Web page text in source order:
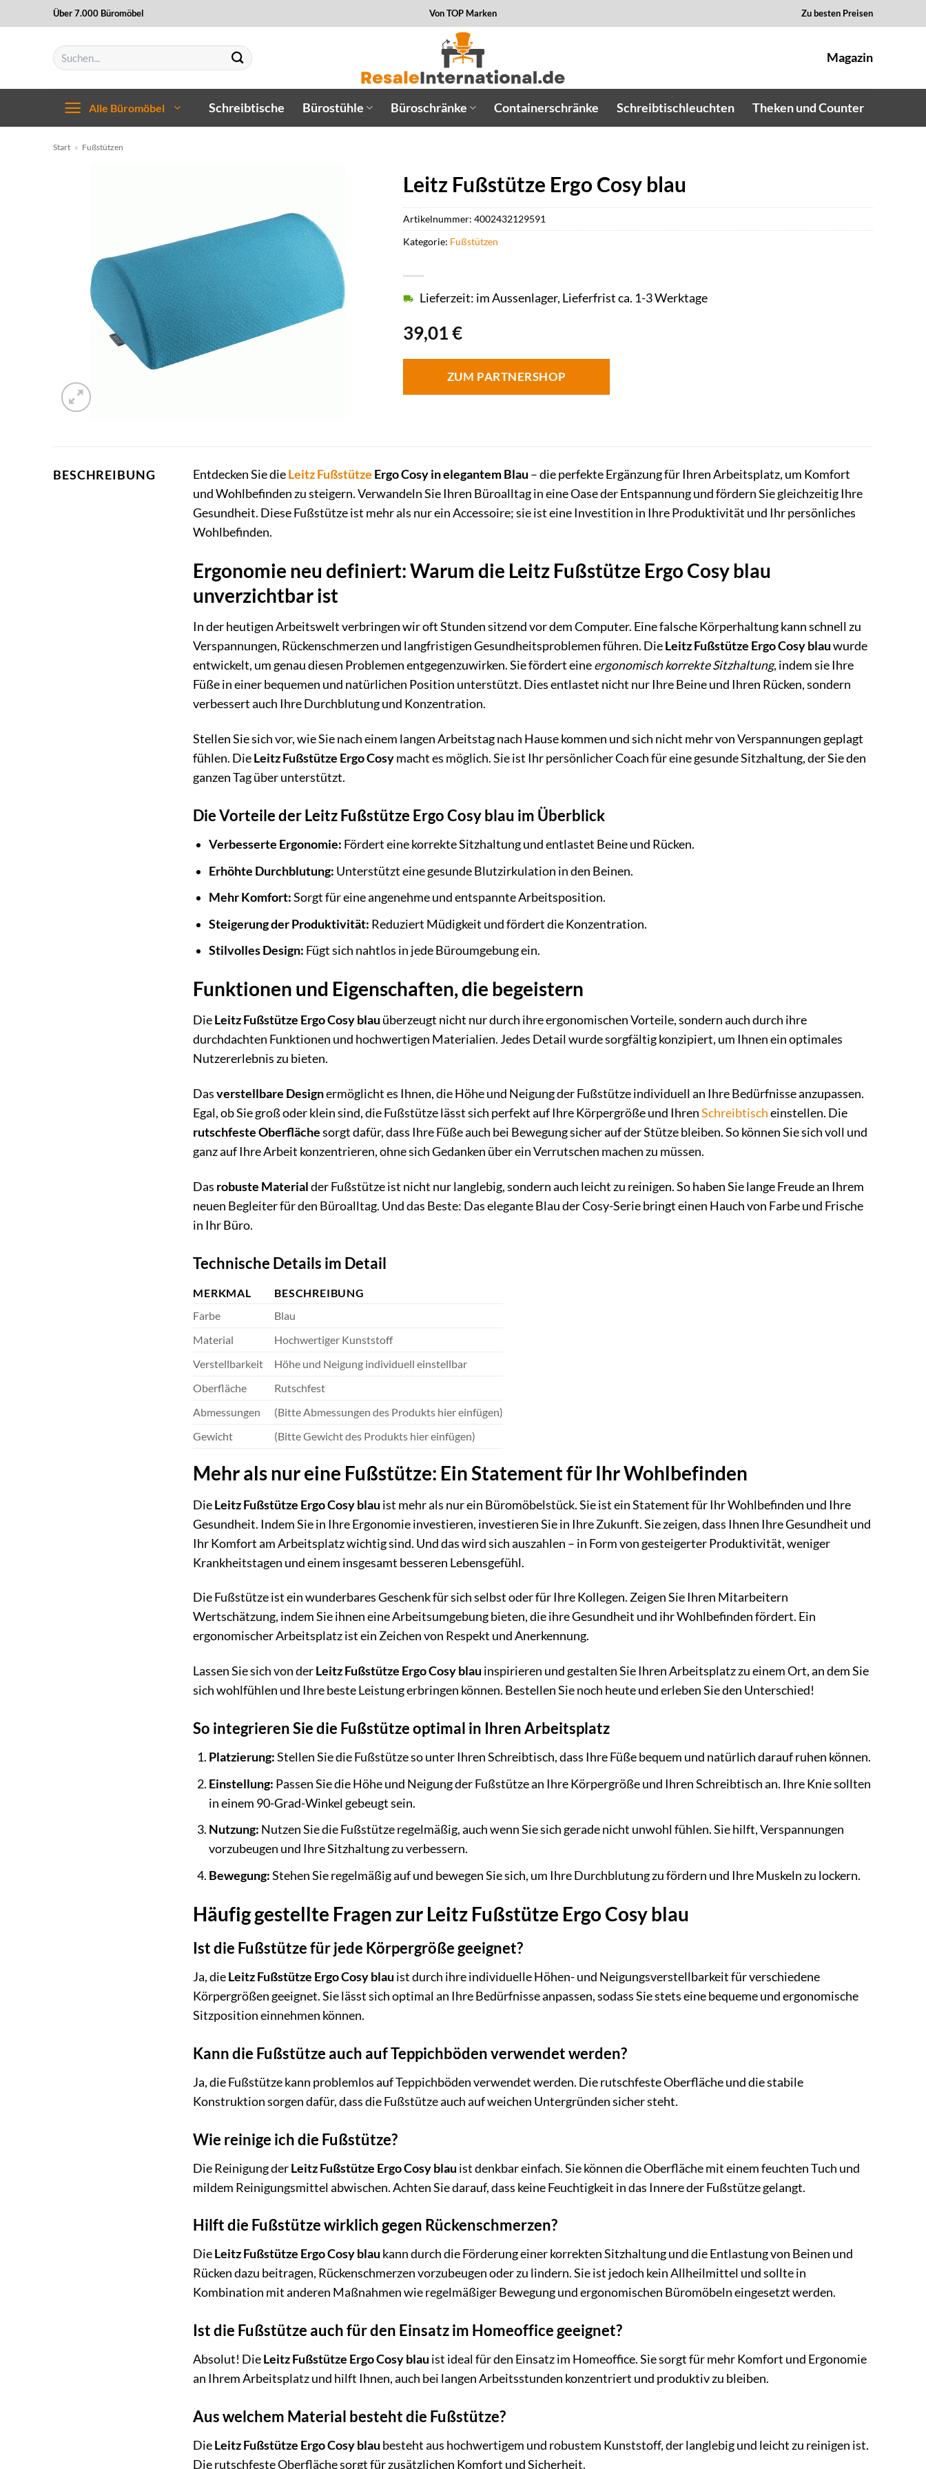
Inhalt
Über 7.000 Büromöbel Von TOP Marken Zu besten Preisen
Suchen
nach:
Magazin
Alle Büromöbel Schreibtische Bürostühle Büroschränke Containerschränke Schreibtischleuchten Theken und Counter
Start » Fußstützen
Leitz Fußstütze Ergo Cosy blau
39,01€
Lieferzeit: im Aussenlager, Lieferfrist ca. 1-3 Werktage
ZUM PARTNERSHOP
Artikelnummer:4002432129591
Kategorie: Fußstützen
BESCHREIBUNG Entdecken Sie dieLeitzFußstütze Ergo Cosy in elegantem Blau – die perfekte Ergänzung für Ihren Arbeitsplatz, um Komfort
und Wohlbefinden zu steigern. Verwandeln Sie Ihren Büroalltag in eine Oase der Entspannung und fördern Sie gleichzeitig Ihre
Gesundheit. Diese Fußstütze ist mehr als nur ein Accessoire; sie ist eine Investition in Ihre Produktivität und Ihr persönliches
Wohlbefinden.
Ergonomie neu definiert: Warum die Leitz Fußstütze Ergo Cosy blau
unverzichtbar ist
In der heutigen Arbeitswelt verbringen wir oft Stunden sitzend vor dem Computer. Eine falsche Körperhaltung kann schnell zu
Verspannungen, Rückenschmerzen und langfristigen Gesundheitsproblemen führen. DieLeitz Fußstütze Ergo Cosy blauwurde
entwickelt, um genau diesen Problemen entgegenzuwirken. Sie fördert eineergonomisch korrekte Sitzhaltung, indem sie Ihre
Füße in einer bequemen und natürlichen Position unterstützt. Dies entlastet nicht nur Ihre Beine und Ihren Rücken, sondern
verbessert auch Ihre Durchblutung und Konzentration.
Stellen Sie sich vor, wie Sie nach einem langen Arbeitstag nach Hause kommen und sich nicht mehr von Verspannungen geplagt
fühlen. DieLeitz Fußstütze Ergo Cosymacht es möglich. Sie ist Ihr persönlicher Coach für eine gesunde Sitzhaltung, der Sie den
ganzen Tag über unterstützt.
Die Vorteile der Leitz Fußstütze Ergo Cosy blau im Überblick
Verbesserte Ergonomie: Fördert eine korrekte Sitzhaltung und entlastet Beine und Rücken.
Erhöhte Durchblutung: Unterstützt eine gesunde Blutzirkulation in den Beinen.
Mehr Komfort:Sorgt für eine angenehme und entspannte Arbeitsposition.
Steigerung der Produktivität: Reduziert Müdigkeit und fördert die Konzentration.
Stilvolles Design: Fügt sich nahtlos in jede Büroumgebung ein.
Funktionen und Eigenschaften, die begeistern
DieLeitz Fußstütze Ergo Cosy blau überzeugt nicht nur durch ihre ergonomischen Vorteile, sondern auch durch ihre
durchdachten Funktionen und hochwertigen Materialien. Jedes Detail wurde sorgfältig konzipiert, um Ihnen ein optimales
Nutzererlebnis zu bieten.
Dasverstellbare Designermöglicht es Ihnen, die Höhe und Neigung der Fußstütze individuell an Ihre Bedürfnisse anzupassen.
Egal, ob Sie groß oder klein sind, die Fußstütze lässt sich perfekt auf Ihre Körpergröße und IhrenSchreibtischeinstellen. Die
rutschfeste Oberflächesorgt dafür, dass Ihre Füße auch bei Bewegung sicher auf der Stütze bleiben. So können Sie sich voll und
ganz auf Ihre Arbeit konzentrieren, ohne sich Gedanken über ein Verrutschen machen zu müssen.
Das robuste Materialder Fußstütze ist nicht nur langlebig, sondern auch leicht zu reinigen. So haben Sie lange Freude an Ihrem
neuen Begleiter für den Büroalltag. Und das Beste: Das elegante Blau der Cosy-Serie bringt einen Hauch von Farbe und Frische
in Ihr Büro.
Technische Details im Detail
MERKMAL
BESCHREIBUNG
Farbe
Blau
Material
Hochwertiger Kunststoff
Verstellbarkeit
Höhe und Neigung individuell einstellbar
Oberfläche
Rutschfest
Abmessungen
(Bitte Abmessungen des Produkts hier einfügen)
Gewicht
(Bitte Gewicht des Produkts hier einfügen)
Mehr als nur eine Fußstütze: Ein Statement für Ihr Wohlbefinden
DieLeitz Fußstütze Ergo Cosy blau ist mehr als nur ein Büromöbelstück. Sie ist ein Statement für Ihr Wohlbefinden und Ihre
Gesundheit. Indem Sie in Ihre Ergonomie investieren, investieren Sie in Ihre Zukunft. Sie zeigen, dass Ihnen Ihre Gesundheit und
Ihr Komfort am Arbeitsplatz wichtig sind. Und das wird sich auszahlen – in Form von gesteigerter Produktivität, weniger
Krankheitstagen und einem insgesamt besseren Lebensgefühl.
Die Fußstütze ist ein wunderbares Geschenk für sich selbst oder für Ihre Kollegen. Zeigen Sie Ihren Mitarbeitern
Wertschätzung, indem Sie ihnen eine Arbeitsumgebung bieten, die ihre Gesundheit und ihr Wohlbefinden fördert. Ein
ergonomischer Arbeitsplatz ist ein Zeichen von Respekt und Anerkennung.
Lassen Sie sich von derLeitz Fußstütze Ergo Cosy blau inspirieren und gestalten Sie Ihren Arbeitsplatz zu einem Ort, an dem Sie
sich wohlfühlen und Ihre beste Leistung erbringen können. Bestellen Sie noch heute und erleben Sie den Unterschied!
So integrieren Sie die Fußstütze optimal in Ihren Arbeitsplatz
Platzierung:Stellen Sie die Fußstütze so unter Ihren Schreibtisch, dass Ihre Füße bequem und natürlich darauf ruhen können.
Einstellung: Passen Sie die Höhe und Neigung der Fußstütze an Ihre Körpergröße und Ihren Schreibtisch an. Ihre Knie sollten
in einem 90-Grad-Winkel gebeugt sein.
Nutzung: Nutzen Sie die Fußstütze regelmäßig, auch wenn Sie sich gerade nicht unwohl fühlen. Sie hilft, Verspannungen
vorzubeugen und Ihre Sitzhaltung zu verbessern.
Bewegung:Stehen Sie regelmäßig auf und bewegen Sie sich, um Ihre Durchblutung zu fördern und Ihre Muskeln zu lockern.
Häufig gestellte Fragen zur Leitz Fußstütze Ergo Cosy blau
Ist die Fußstütze für jede Körpergröße geeignet?
Ja, dieLeitz Fußstütze Ergo Cosy blau ist durch ihre individuelle Höhen- und Neigungsverstellbarkeit für verschiedene
Körpergrößen geeignet. Sie lässt sich optimal an Ihre Bedürfnisse anpassen, sodass Sie stets eine bequeme und ergonomische
Sitzposition einnehmen können.
Kann die Fußstütze auch auf Teppichböden verwendet werden?
Ja, die Fußstütze kann problemlos auf Teppichböden verwendet werden. Die rutschfeste Oberfläche und die stabile
Konstruktion sorgen dafür, dass die Fußstütze auch auf weichen Untergründen sicher steht.
Wie reinige ich die Fußstütze?
Die Reinigung derLeitz Fußstütze Ergo Cosy blau ist denkbar einfach. Sie können die Oberfläche mit einem feuchten Tuch und
mildem Reinigungsmittel abwischen. Achten Sie darauf, dass keine Feuchtigkeit in das Innere der Fußstütze gelangt.
Hilft die Fußstütze wirklich gegen Rückenschmerzen?
DieLeitz Fußstütze Ergo Cosy blau kann durch die Förderung einer korrekten Sitzhaltung und die Entlastung von Beinen und
Rücken dazu beitragen, Rückenschmerzen vorzubeugen oder zu lindern. Sie ist jedoch kein Allheilmittel und sollte in
Kombination mit anderen Maßnahmen wie regelmäßiger Bewegung und ergonomischen Büromöbeln eingesetzt werden.
Ist die Fußstütze auch für den Einsatz im Homeoffice geeignet?
Absolut! DieLeitz Fußstütze Ergo Cosy blau ist ideal für den Einsatz im Homeoffice. Sie sorgt für mehr Komfort und Ergonomie
an Ihrem Arbeitsplatz und hilft Ihnen, auch bei langen Arbeitsstunden konzentriert und produktiv zu bleiben.
Aus welchem Material besteht die Fußstütze?
DieLeitz Fußstütze Ergo Cosy blau besteht aus hochwertigem und robustem Kunststoff, der langlebig und leicht zu reinigen ist.
Die rutschfeste Oberfläche sorgt für zusätzlichen Komfort und Sicherheit.